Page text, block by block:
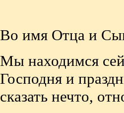
Во имя Отца и
Мы находимся
Господня и
сказать нечто,